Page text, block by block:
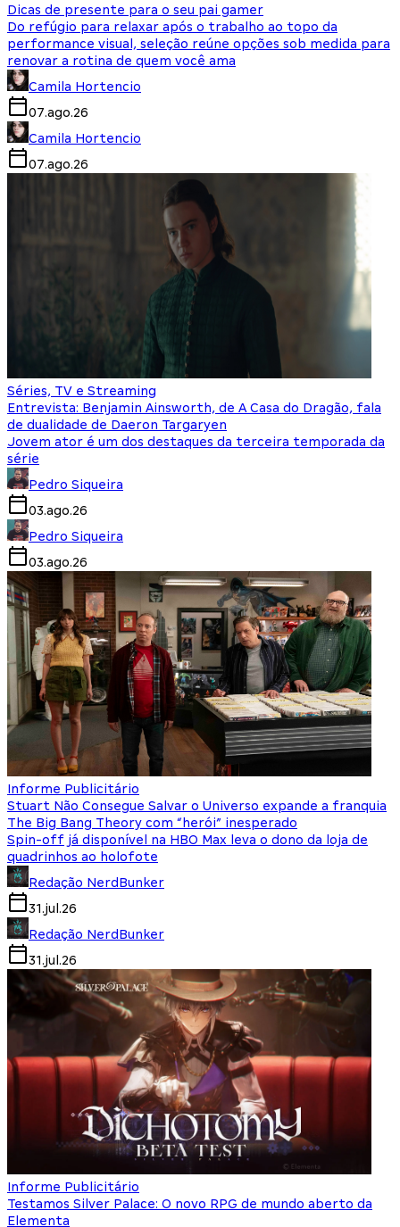
Dicas de presente para o seu pai gamer
Do refúgio para relaxar após o trabalho ao topo da
performance visual, seleção reúne opções sob medida para
renovar a rotina de quem você ama
Camila Hortencio
07.ago.26
Camila Hortencio
07.ago.26
Séries, TV e Streaming
Entrevista: Benjamin Ainsworth, de A Casa do Dragão, fala
de dualidade de Daeron Targaryen
Jovem ator é um dos destaques da terceira temporada da
série
Pedro Siqueira
03.ago.26
Pedro Siqueira
03.ago.26
Informe Publicitário
Stuart Não Consegue Salvar o Universo expande a franquia
The Big Bang Theory com “herói” inesperado
Spin-off já disponível na HBO Max leva o dono da loja de
quadrinhos ao holofote
Redação NerdBunker
31.jul.26
Redação NerdBunker
31.jul.26
Informe Publicitário
Testamos Silver Palace: O novo RPG de mundo aberto da
Elementa